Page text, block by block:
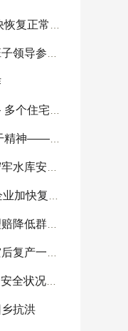
抗洪